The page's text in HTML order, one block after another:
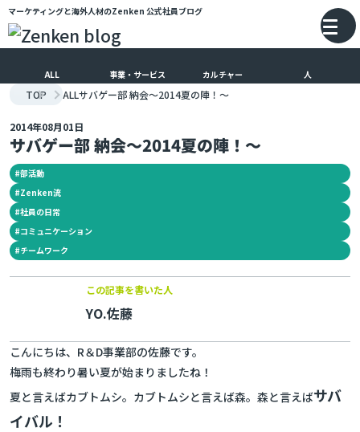
メインコンテンツにスキップ
マーケティングと海外人材のZenken 公式社員ブログ
ALL 事業・サービス カルチャー 人
TOP ALLサバゲー部 納会～2014夏の陣！～
サバゲー部 納会～2014夏の陣！～
2014年08月01日
#部活動
#Zenken流
#社員の日常
#コミュニケーション
#チームワーク
この記事を書いた人
YO.佐藤
こんにちは、R＆D事業部の佐藤です。
梅雨も終わり暑い夏が始まりましたね！
夏と言えばカブトムシ。カブトムシと言えば森。森と言えばサバ
イバル！